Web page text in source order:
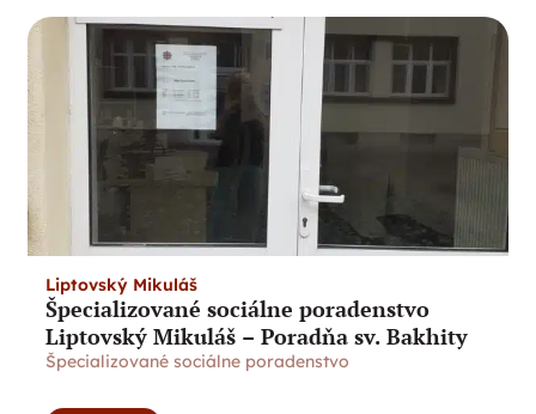
Liptovský Mikuláš
Špecializované sociálne poradenstvo
Liptovský Mikuláš – Poradňa sv. Bakhity
Špecializované sociálne poradenstvo